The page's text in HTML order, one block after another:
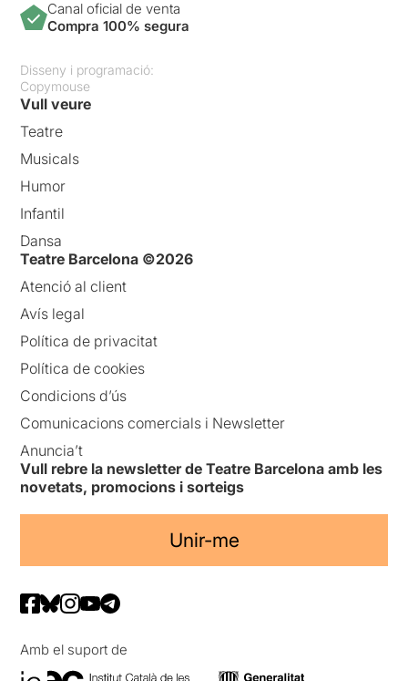
Canal oficial de venta
Compra 100% segura
Disseny i programació:
Copymouse
Vull veure
Teatre
Musicals
Humor
Infantil
Dansa
Teatre Barcelona ©2026
Atenció al client
Avís legal
Política de privacitat
Política de cookies
Condicions d’ús
Comunicacions comercials i Newsletter
Anuncia’t
Vull rebre la newsletter de Teatre Barcelona amb les
novetats, promocions i sorteigs
Unir-me
Amb el suport de